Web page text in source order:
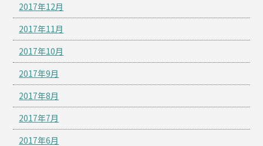
2017年12月
2017年11月
2017年10月
2017年9月
2017年8月
2017年7月
2017年6月